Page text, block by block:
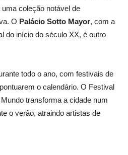
coleção notável de
O Palácio Sotto Mayor, com a
do início do século XX, é outro
todo o ano, com festivais de
o calendário. O Festival
transforma a cidade num
o verão, atraindo artistas de